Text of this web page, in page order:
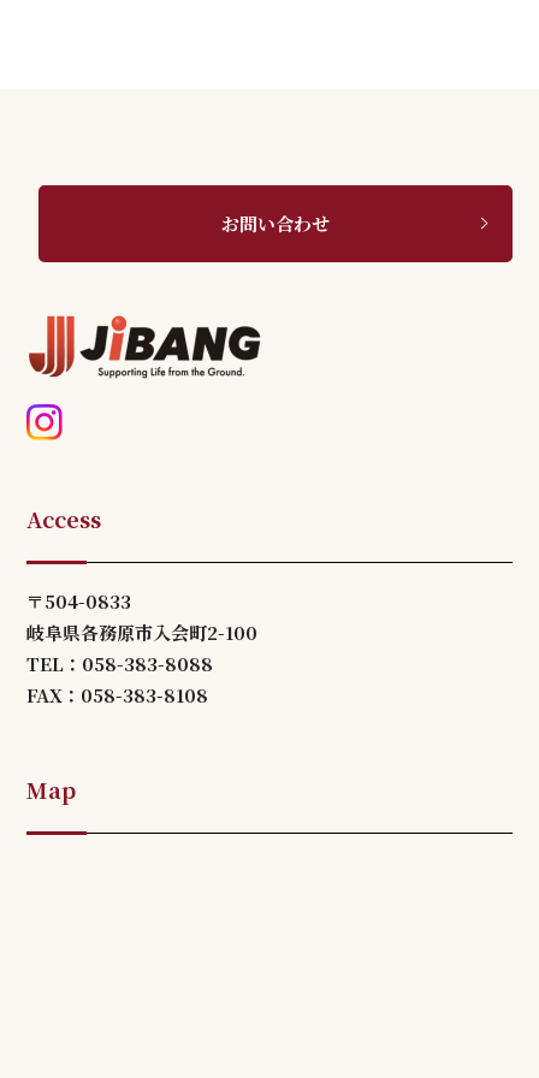
お問い合わせ
Access
〒504-0833
岐阜県各務原市入会町2-100
TEL：058-383-8088
FAX：058-383-8108
Map